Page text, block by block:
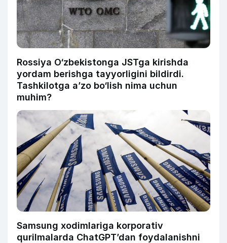
Rossiya O‘zbekistonga JSTga kirishda
yordam berishga tayyorligini bildirdi.
Tashkilotga a’zo bo‘lish nima uchun
muhim?
Samsung xodimlariga korporativ
qurilmalarda ChatGPT’dan foydalanishni